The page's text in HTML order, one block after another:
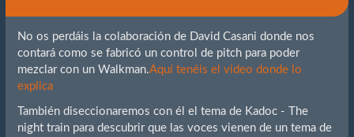
No os perdáis la colaboración de David Casani donde nos
contará como se fabricó un control de pitch para poder
mezclar con un Walkman.Aquí tenéis el video donde lo
explica
También diseccionaremos con él el tema de Kadoc - The
night train para descubrir que las voces vienen de un tema de